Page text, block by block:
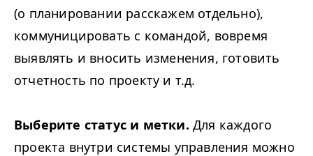
(о планировании расскажем отдельно),
коммуницировать с командой, вовремя
выявлять и вносить изменения, готовить
отчетность по проекту и т.д.
Выберите статус и метки. Для каждого
проекта внутри системы управления можно